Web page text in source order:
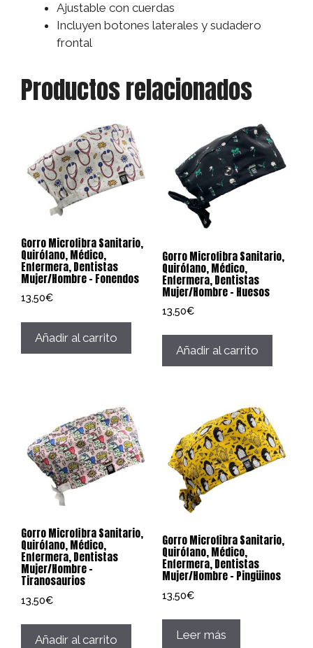
Ajustable con cuerdas
Incluyen botones laterales y sudadero
frontal
Productos relacionados
Gorro Microfibra Sanitario,
Quirófano, Médico,
Enfermera, Dentistas
Mujer/Hombre – Fonendos
13,50€
Añadir al carrito
Gorro Microfibra Sanitario,
Quirófano, Médico,
Enfermera, Dentistas
Mujer/Hombre – Huesos
13,50€
Añadir al carrito
Gorro Microfibra Sanitario,
Quirófano, Médico,
Enfermera, Dentistas
Mujer/Hombre –
Tiranosaurios
13,50€
Añadir al carrito
Gorro Microfibra Sanitario,
Quirófano, Médico,
Enfermera, Dentistas
Mujer/Hombre – Pingüinos
13,50€
Leer más